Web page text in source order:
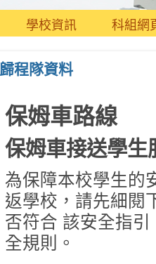
學校資訊 科組網
歸程隊資料
保姆車路線
保姆車接送學生
為保障本校學生的
返學校，請先細閱
否符合 該安全指
全規則。